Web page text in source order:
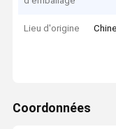
Lieu d'origine Chine
Coordonnées